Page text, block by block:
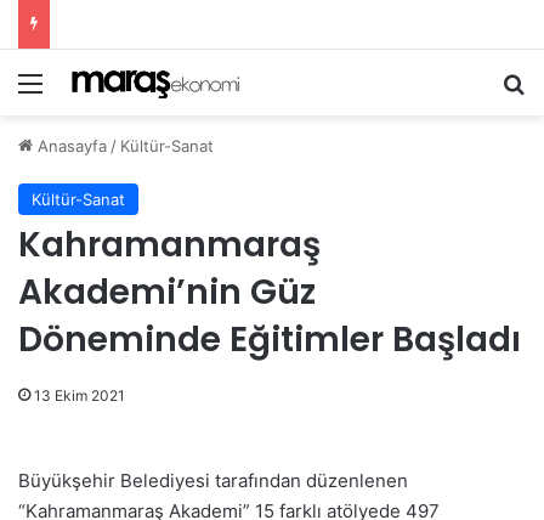
Menü
Anasayfa / Kültür-Sanat
Kültür-Sanat
Kahramanmaraş
Akademi’nin Güz
Döneminde Eğitimler Başladı
13 Ekim 2021
Büyükşehir Belediyesi tarafından düzenlenen
“Kahramanmaraş Akademi” 15 farklı atölyede 497